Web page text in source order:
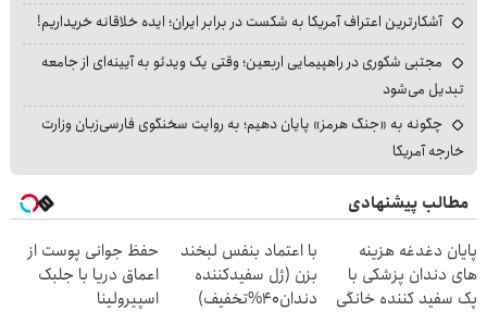
آشکارترین اعتراف آمریکا به شکست در برابر ایران؛ ایده خلاقانه خریداریم!
مجتبی شکوری در راهپیمایی اربعین؛ وقتی یک ویدئو به آیینه‌ای از جامعه
تبدیل می‌شود
چگونه به «جنگ هرمز» پایان دهیم؛ به روایت سخنگوی فارسی‌زبان وزارت
خارجه آمریکا
مطالب پیشنهادی
پایان دغدغه هزینه
های دندان پزشکی با
پک سفید کننده خانگی
با اعتماد بنفس لبخند
بزن (ژل سفیدکننده
دندان40%تخفیف)
حفظ جوانی پوست از
اعماق دریا با جلبک
اسپیرولینا